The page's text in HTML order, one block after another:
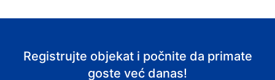
Registrujte objekat i počnite da primate
goste već danas!